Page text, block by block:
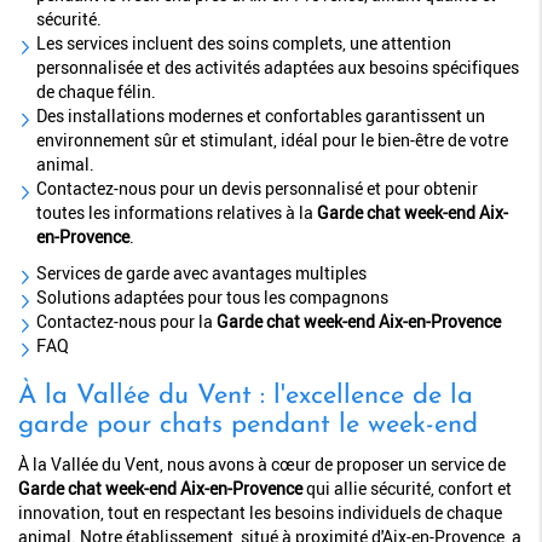
sécurité.
Les services incluent des soins complets, une attention
personnalisée et des activités adaptées aux besoins spécifiques
de chaque félin.
Des installations modernes et confortables garantissent un
environnement sûr et stimulant, idéal pour le bien-être de votre
animal.
Contactez-nous pour un devis personnalisé et pour obtenir
toutes les informations relatives à la Garde chat week-end Aix-
en-Provence.
Services de garde avec avantages multiples
Solutions adaptées pour tous les compagnons
Contactez-nous pour la Garde chat week-end Aix-en-Provence
FAQ
À la Vallée du Vent : l'excellence de la
garde pour chats pendant le week-end
À la Vallée du Vent, nous avons à cœur de proposer un service de
Garde chat week-end Aix-en-Provencequi allie sécurité, confort et
innovation, tout en respectant les besoins individuels de chaque
animal. Notre établissement, situé à proximité d'Aix-en-Provence, a